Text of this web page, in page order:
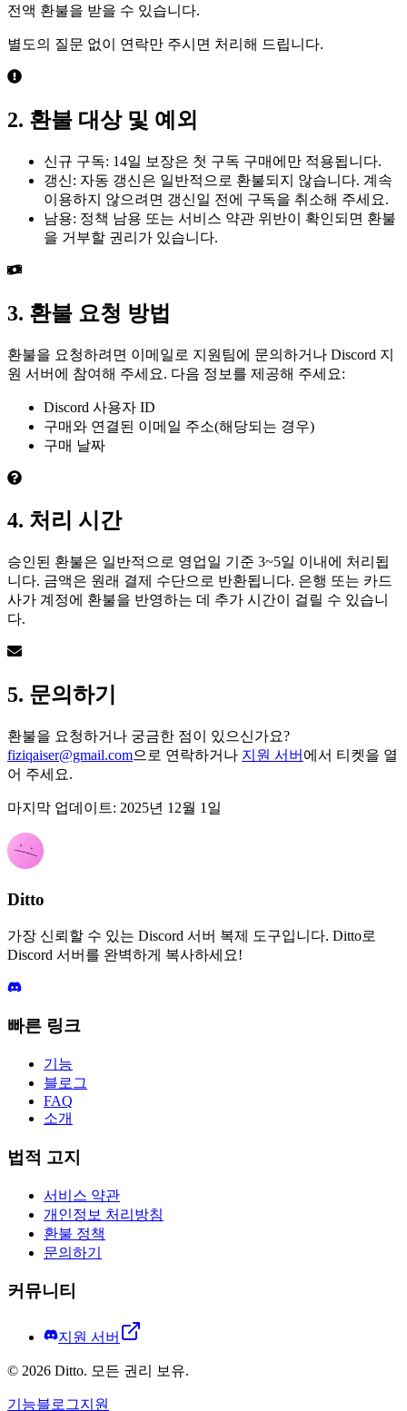
전액 환불을 받을 수 있습니다.
별도의 질문 없이 연락만 주시면 처리해 드립니다.
2. 환불 대상 및 예외
신규 구독: 14일 보장은 첫 구독 구매에만 적용됩니다.
갱신: 자동 갱신은 일반적으로 환불되지 않습니다. 계속
이용하지 않으려면 갱신일 전에 구독을 취소해 주세요.
남용: 정책 남용 또는 서비스 약관 위반이 확인되면 환불
을 거부할 권리가 있습니다.
3. 환불 요청 방법
환불을 요청하려면 이메일로 지원팀에 문의하거나 Discord 지
원 서버에 참여해 주세요. 다음 정보를 제공해 주세요:
Discord 사용자 ID
구매와 연결된 이메일 주소(해당되는 경우)
구매 날짜
4. 처리 시간
승인된 환불은 일반적으로 영업일 기준 3~5일 이내에 처리됩
니다. 금액은 원래 결제 수단으로 반환됩니다. 은행 또는 카드
사가 계정에 환불을 반영하는 데 추가 시간이 걸릴 수 있습니
다.
5. 문의하기
환불을 요청하거나 궁금한 점이 있으신가요?
fiziqaiser@gmail.com으로 연락하거나 지원 서버 에서 티켓을 열
어 주세요.
마지막 업데이트: 2025년 12월 1일
Ditto
가장 신뢰할 수 있는 Discord 서버 복제 도구입니다. Ditto로
Discord 서버를 완벽하게 복사하세요!
빠른 링크
기능
블로그
FAQ
소개
법적 고지
서비스 약관
개인정보 처리방침
환불 정책
문의하기
커뮤니티
지원 서버
© 2026 Ditto. 모든 권리 보유.
기능블로그지원